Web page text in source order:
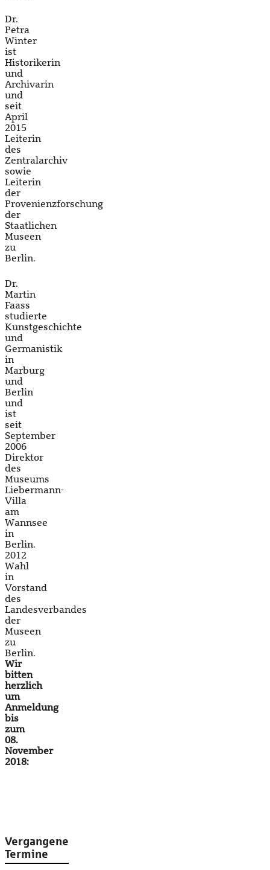
Dr.
Petra
Winter
ist
Historikerin
und
Archivarin
und
seit
April
2015
Leiterin
des
Zentralarchiv
sowie
Leiterin
der
Provenienzforschung
der
Staatlichen
Museen
zu
Berlin.
Dr.
Martin
Faass
studierte
Kunstgeschichte
und
Germanistik
in
Marburg
und
Berlin
und
ist
seit
September
2006
Direktor
des
Museums
Liebermann-
Villa
am
Wannsee
in
Berlin.
2012
Wahl
in
Vorstand
des
Landesverbandes
der
Museen
zu
Berlin.
Wir
bitten
herzlich
um
Anmeldung
bis
zum
08.
November
2018:
Vergangene
Termine